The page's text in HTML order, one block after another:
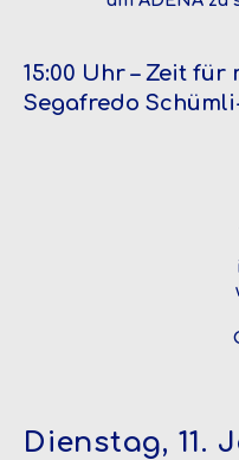
15:00 Uhr – Zeit
Segafredo
Dienstag, 11.